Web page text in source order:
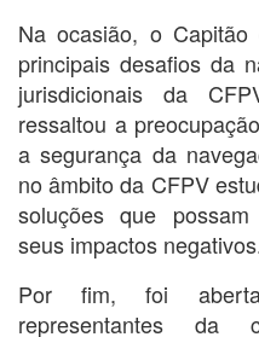
Na ocasião, o
principais desafios da
jurisdicionais da
ressaltou a
a segurança da
no âmbito da CFPV
soluções que
seus impactos
Por fim, foi
representantes da